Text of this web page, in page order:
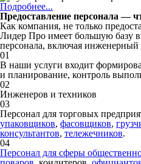
Подробнее...
Предоставление персонала —
Как компания, не только
Лидер Про имеет большую базу
персонала, включая инженерный
01
В наши услуги входит
и планирование, контроль
02
Инженеров и техников
03
Персонал для торговых
упаковщиков, фасовщиков,
консультантов, тележечников.
04
Персонал для сферы